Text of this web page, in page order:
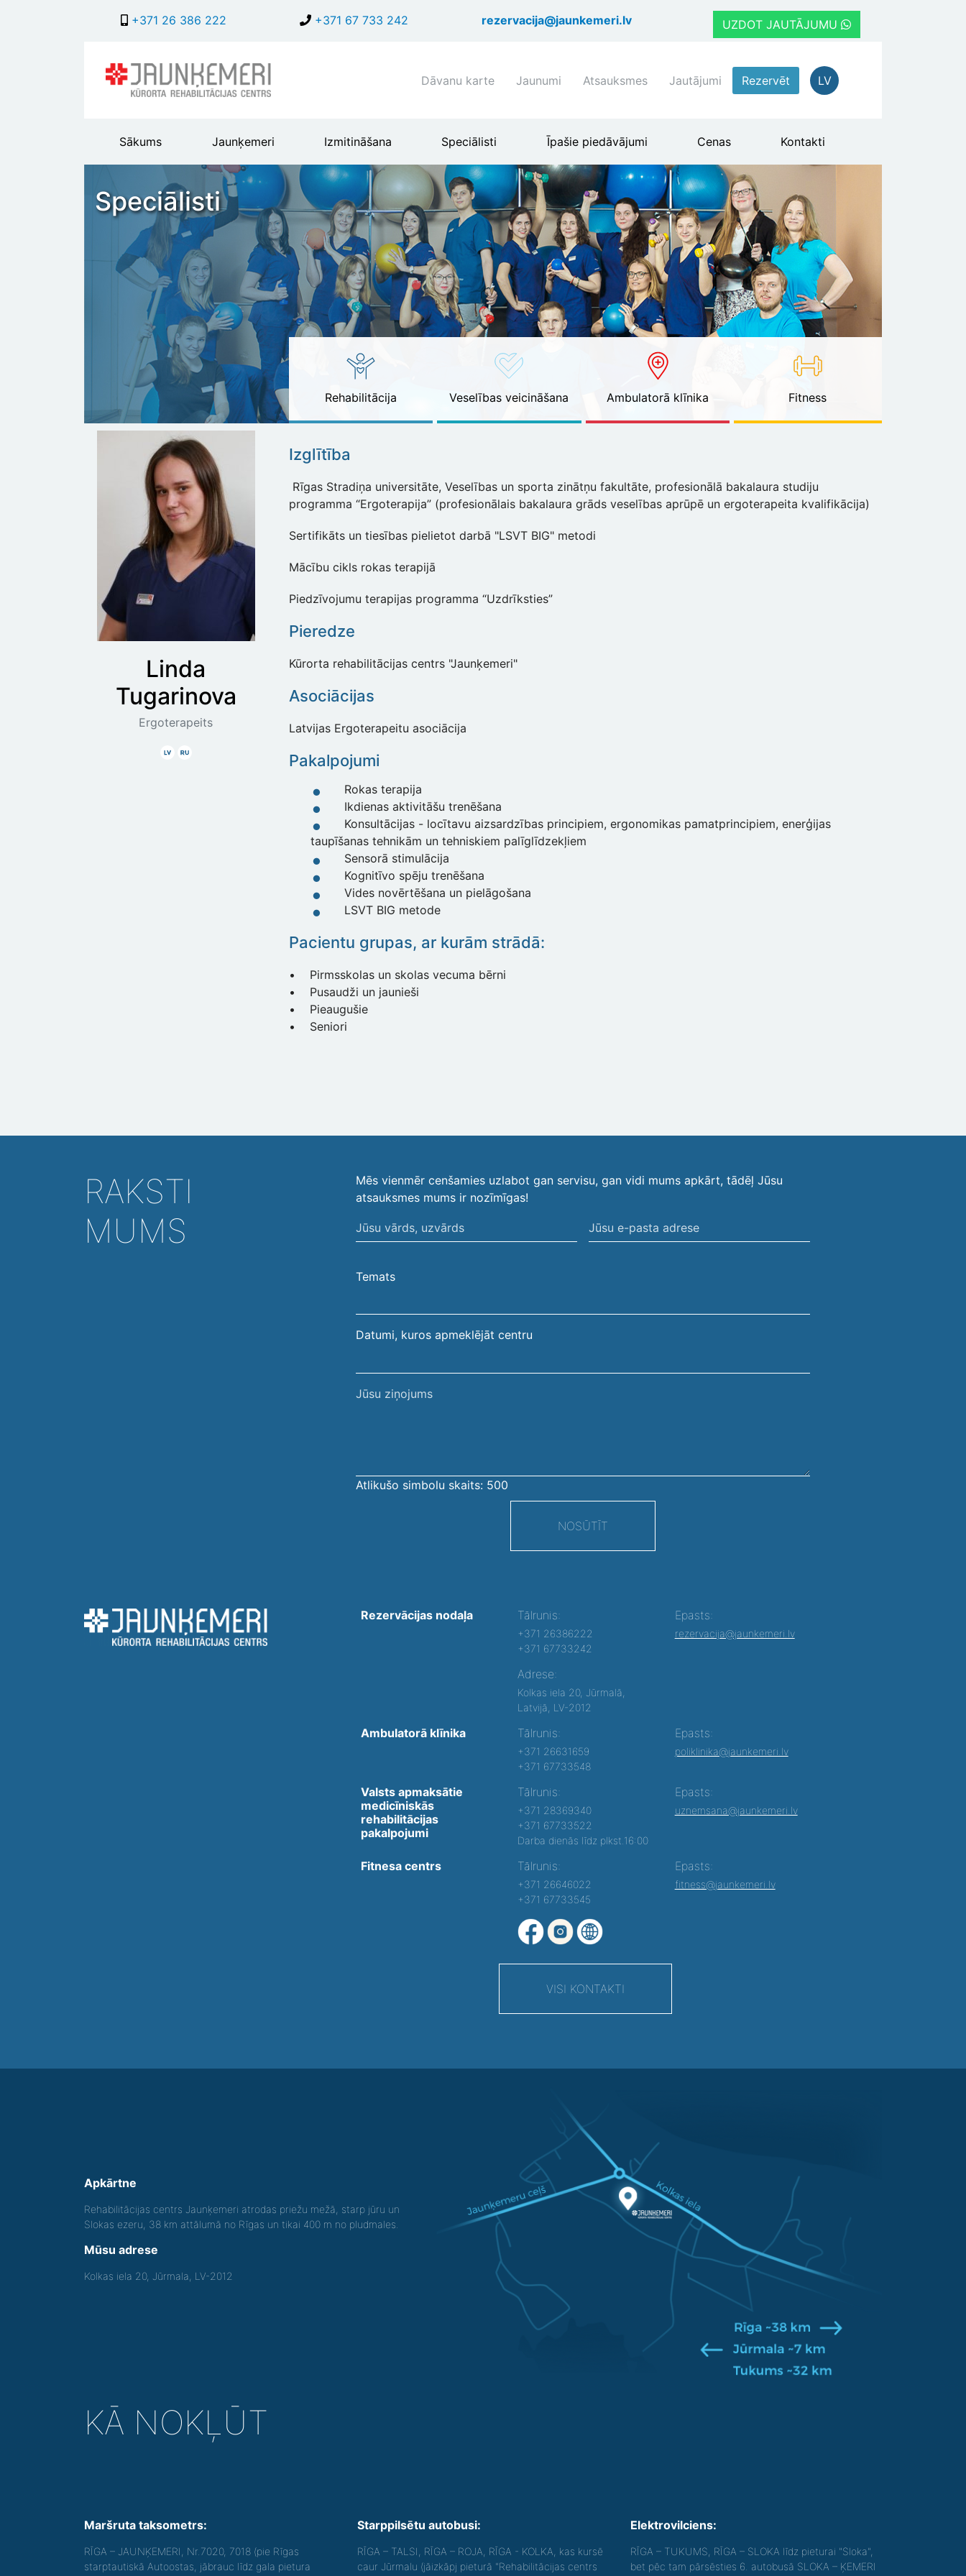
uz
+371 26 386 222 +371 67 733 242 rezervacija@jaunkemeri.lv UZDOT JAUTĀJUMU
Shortcuts
menu
Dāvanu karte Jaunumi Atsauksmes Jautājumi Rezervēt LV
Main
header
menu
Sākums Jaunķemeri Izmitināšana Speciālisti Īpašie piedāvājumi Cenas Kontakti
Speciālisti
Rehabilitācija Veselības veicināšana Ambulatorā klīnika Fitness
Linda
Tugarinova
Ergoterapeits
LatviskiKrieviski
Izglītība
Rīgas Stradiņa universitāte, Veselības un sporta zinātņu fakultāte, profesionālā bakalaura studiju
programma “Ergoterapija” (profesionālais bakalaura grāds veselības aprūpē un ergoterapeita kvalifikācija)
Sertifikāts un tiesības pielietot darbā "LSVT BIG" metodi
Mācību cikls rokas terapijā
Piedzīvojumu terapijas programma “Uzdrīksties”
Pieredze
Kūrorta rehabilitācijas centrs "Jaunķemeri"
Asociācijas
Latvijas Ergoterapeitu asociācija
Pakalpojumi
Rokas terapija
Ikdienas aktivitāšu trenēšana
Konsultācijas - locītavu aizsardzības principiem, ergonomikas pamatprincipiem, enerģijas
taupīšanas tehnikām un tehniskiem palīglīdzekļiem
Sensorā stimulācija
Kognitīvo spēju trenēšana
Vides novērtēšana un pielāgošana
LSVT BIG metode
Pacientu grupas, ar kurām strādā:
• Pirmsskolas un skolas vecuma bērni
• Pusaudži un jaunieši
• Pieaugušie
• Seniori
RAKSTI
MUMS
Mēs vienmēr cenšamies uzlabot gan servisu, gan vidi mums apkārt, tādēļ Jūsu
atsauksmes mums ir nozīmīgas!
Jūsu
vārds,
Jūsu
e-
Temats
Datumi, kuros apmeklējāt centru
Jūsu
Atlikušo simbolu skaits: 500
NOSŪTĪT
Rezervācijas nodaļa Tālrunis:
+371 26386222
+371 67733242
Adrese:
Kolkas iela 20, Jūrmalā,
Latvijā, LV-2012
Epasts:
rezervacija@jaunkemeri.lv
Ambulatorā klīnika Tālrunis:
+371 26631659
+371 67733548
Epasts:
poliklinika@jaunkemeri.lv
Valsts apmaksātie
medicīniskās
rehabilitācijas
pakalpojumi
Tālrunis:
+371 28369340
+371 67733522
Darba dienās līdz plkst.16:00
Epasts:
uznemsana@jaunkemeri.lv
Fitnesa centrs Tālrunis:
+371 26646022
+371 67733545
Epasts:
fitness@jaunkemeri.lv
VISI KONTAKTI
Apkārtne
Rehabilitācijas centrs Jaunķemeri atrodas priežu mežā, starp jūru un
Slokas ezeru, 38 km attālumā no Rīgas un tikai 400 m no pludmales.
Mūsu adrese
Kolkas iela 20, Jūrmala, LV-2012
KĀ NOKĻŪT
Maršruta taksometrs:
RĪGA – JAUNĶEMERI, Nr.7020, 7018 (pie Rīgas
starptautiskā Autoostas, jābrauc līdz gala pietura
Starppilsētu autobusi:
RĪGA – TALSI, RĪGA – ROJA, RĪGA - KOLKA, kas kursē
caur Jūrmalu (jāizkāpj pieturā "Rehabilitācijas centrs
Elektrovilciens:
RĪGA – TUKUMS, RĪGA – SLOKA līdz pieturai "Sloka",
bet pēc tam pārsēsties 6. autobusā SLOKA – ĶEMERI